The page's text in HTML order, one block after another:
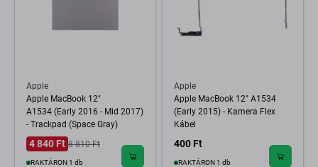
Apple
Apple MacBook 12"
A1534 (Early 2016 - Mid 2017)
- Trackpad (Space Gray)
4 840 Ft 8 810 Ft
RAKTÁRON 1 db
Apple
Apple MacBook 12" A1534
(Early 2015) - Kamera Flex
Kábel
400 Ft
RAKTÁRON 1 db